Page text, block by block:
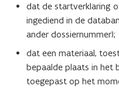
dat de startverklaring
ingediend in de
ander dossiernummer);
dat een materiaal,
bepaalde plaats in het
toegepast op het